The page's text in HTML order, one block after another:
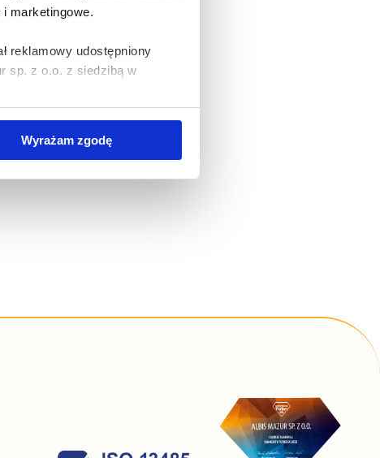
marketingowe.
reklamowy udostępniony
sp. z o.o. z siedzibą w
Państwa danych
poniżej o wybór opcji
związku ze stosowaniem
Wyrażam zgodę